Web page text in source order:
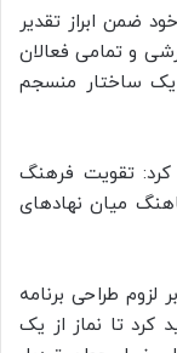
ضمن ابراز تقدیر
و تمامی فعالان
یک ساختار منسجم
کرد: تقویت فرهنگ
میان نهادهای
لزوم طراحی برنامه
کرد تا نماز از یک